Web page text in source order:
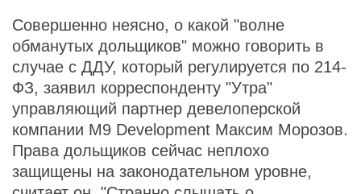
Совершенно неясно, о какой "волне
обманутых дольщиков" можно говорить в
случае с ДДУ, который регулируется по 214-
ФЗ, заявил корреспонденту "Утра"
управляющий партнер девелоперской
компании M9 Development Максим Морозов.
Права дольщиков сейчас неплохо
защищены на законодательном уровне,